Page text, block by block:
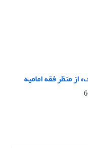
از منظر فقه امامیه